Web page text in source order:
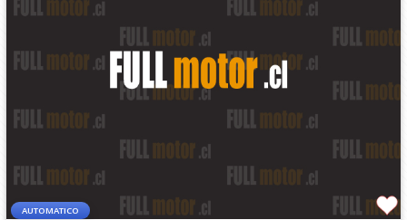
AUTOMATICO